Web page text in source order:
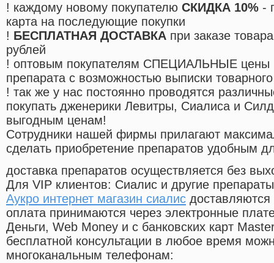
! каждому новому покупателю СКИДКА 10% -
карта на последующие покупки
! БЕСПЛАТНАЯ ДОСТАВКА при заказе
рублей
! оптовым покупателям СПЕЦИАЛЬНЫЕ цены
препарата с возможностью выписки
! так же у нас постоянно проводятся
покупать дженерики Левитры, Сиалиса и
выгодным ценам!
Cотрудники нашей фирмы прилагают
сделать приобретение препаратов удобным
доставка препаратов осуществляется без
Для VIP клиентов: Сиалис и другие
Аукро интернет магазин сиалис доставляются
оплата принимаются через электронные
Деньги, Web Money и с банковских карт
бесплатной консультации в любое время
многоканальным телефонам: